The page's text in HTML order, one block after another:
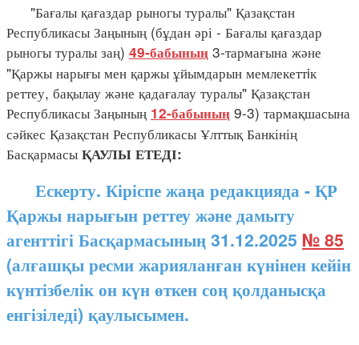
"Бағалы қағаздар рыногы туралы" Қазақстан
Республикасы Заңының (бұдан әрі - Бағалы қағаздар
рыногы туралы заң) 49-бабының 3-тармағына және
"Қаржы нарығы мен қаржы ұйымдарын мемлекеттiк
реттеу, бақылау және қадағалау туралы" Қазақстан
Республикасы Заңының 12-бабының 9-3) тармақшасына
сәйкес Қазақстан Республикасы Ұлттық Банкінің
Басқармасы ҚАУЛЫ ЕТЕДІ:
Ескерту. Кіріспе жаңа редакцияда - ҚР
Қаржы нарығын реттеу және дамыту
агенттігі Басқармасының 31.12.2025 № 85
(алғашқы ресми жарияланған күнінен кейін
күнтізбелік он күн өткен соң қолданысқа
енгізіледі) қаулысымен.